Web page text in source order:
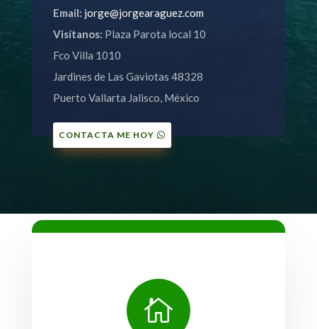
Email: jorge@jorgearaguez.com
Visítanos: Plaza Parota local 10
Fco Villa 1010
Jardines de Las Gaviotas 48328
Puerto Vallarta Jalisco, México
CONTACTA ME HOY
